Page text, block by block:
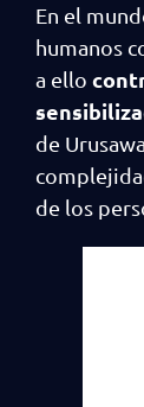
En el
humanos
a ello
de
de los